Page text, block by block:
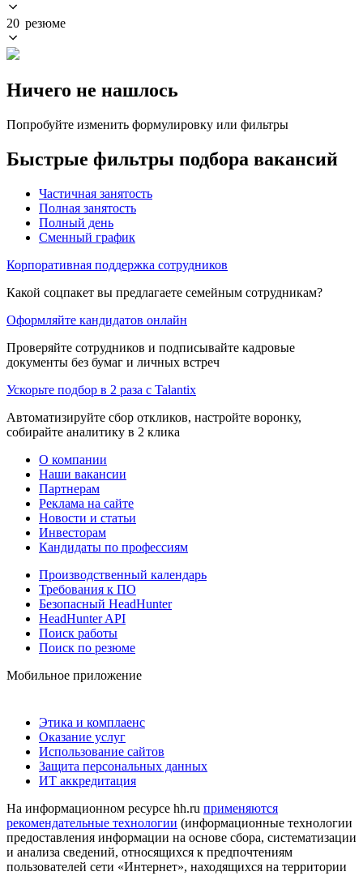
20 резюме
Ничего не нашлось
Попробуйте изменить формулировку или фильтры
Быстрые фильтры подбора вакансий
Частичная занятость
Полная занятость
Полный день
Сменный график
Корпоративная поддержка сотрудников
Какой соцпакет вы предлагаете семейным сотрудникам?
Оформляйте кандидатов онлайн
Проверяйте сотрудников и подписывайте кадровые
документы без бумаг и личных встреч
Ускорьте подбор в 2 раза с Talantix
Автоматизируйте сбор откликов, настройте воронку,
собирайте аналитику в 2 клика
О компании
Наши вакансии
Партнерам
Реклама на сайте
Новости и статьи
Инвесторам
Кандидаты по профессиям
Производственный календарь
Требования к ПО
Безопасный HeadHunter
HeadHunter API
Поиск работы
Поиск по резюме
Мобильное приложение
Этика и комплаенс
Оказание услуг
Использование сайтов
Защита персональных данных
ИТ аккредитация
На информационном ресурсе hh.ru применяются
рекомендательные технологии (информационные технологии
предоставления информации на основе сбора, систематизации
и анализа сведений, относящихся к предпочтениям
пользователей сети «Интернет», находящихся на территории